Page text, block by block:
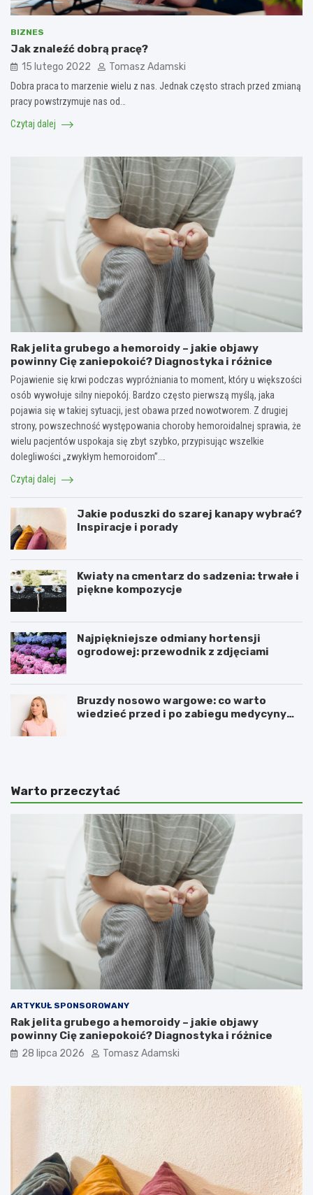
BIZNES
Jak znaleźć dobrą pracę?
15 lutego 2022 Tomasz Adamski
Dobra praca to marzenie wielu z nas. Jednak często strach przed zmianą
pracy powstrzymuje nas od…
Czytaj dalej
Rak jelita grubego a hemoroidy – jakie objawy
powinny Cię zaniepokoić? Diagnostyka i różnice
Pojawienie się krwi podczas wypróżniania to moment, który u większości
osób wywołuje silny niepokój. Bardzo często pierwszą myślą, jaka
pojawia się w takiej sytuacji, jest obawa przed nowotworem. Z drugiej
strony, powszechność występowania choroby hemoroidalnej sprawia, że
wielu pacjentów uspokaja się zbyt szybko, przypisując wszelkie
dolegliwości „zwykłym hemoroidom”.…
Czytaj dalej
Jakie poduszki do szarej kanapy wybrać?
Inspiracje i porady
Kwiaty na cmentarz do sadzenia: trwałe i
piękne kompozycje
Najpiękniejsze odmiany hortensji
ogrodowej: przewodnik z zdjęciami
Bruzdy nosowo wargowe: co warto
wiedzieć przed i po zabiegu medycyny
Warto przeczytać
ARTYKUŁ SPONSOROWANY
Rak jelita grubego a hemoroidy – jakie objawy
powinny Cię zaniepokoić? Diagnostyka i różnice
28 lipca 2026 Tomasz Adamski